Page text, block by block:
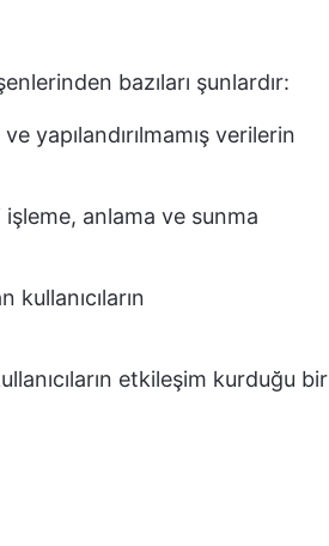
bazıları şunlardır:
yapılandırılmamış verilerin
anlama ve sunma
kullanıcıların
etkileşim kurduğu bir